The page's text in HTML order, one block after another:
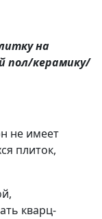
на
пол/керамику/
не имеет
плиток,
кварц-